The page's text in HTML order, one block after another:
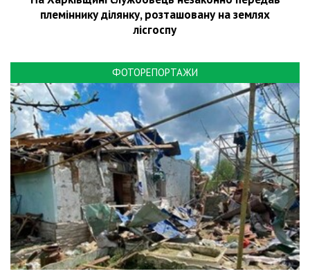
племіннику ділянку, розташовану на землях
лісгоспу
ФОТОРЕПОРТАЖИ